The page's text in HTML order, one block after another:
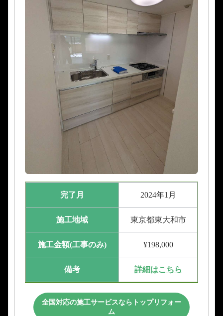
完了月 2024年1月
施工地域 東京都東大和市
施工金額(工事のみ) ¥198,000
備考 詳細はこちら
全国対応の施工サービスならトップリフォー
ム